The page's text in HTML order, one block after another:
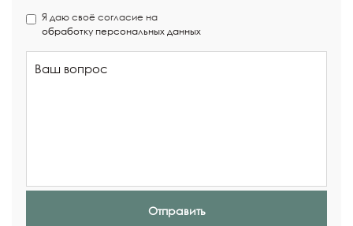
Я даю своё согласие на
обработку персональных данных
Отправить